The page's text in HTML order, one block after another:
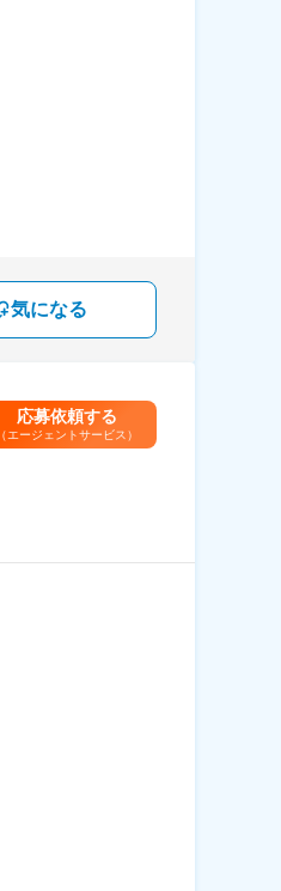
気になる
応募依頼する
（エージェントサービス）